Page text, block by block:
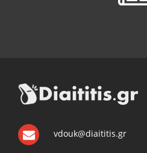
vdouk@diaititis.gr